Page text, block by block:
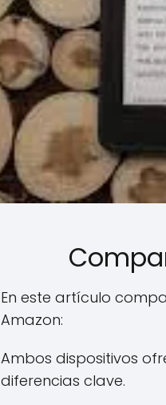
En este artículo
Amazon:
Ambos dispositivos
diferencias clave.